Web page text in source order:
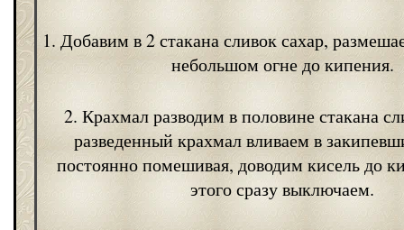
1. Добавим в 2 стакана сливок сахар,
небольшом огне до кипения.
2. Крахмал разводим в половине стакана
разведенный крахмал вливаем в
постоянно помешивая, доводим кисель до
этого сразу выключаем.